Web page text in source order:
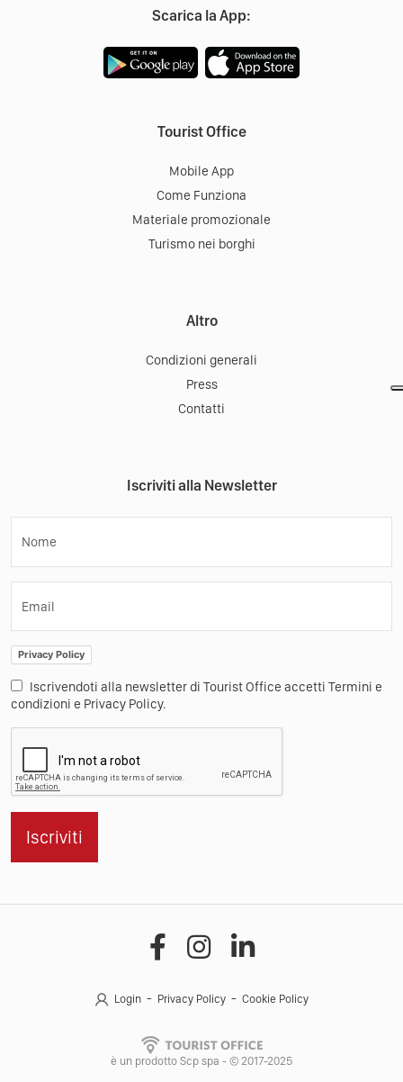
Scarica la App:
Tourist Office
Mobile App
Come Funziona
Materiale promozionale
Turismo nei borghi
Altro
Condizioni generali
Press
Contatti
Iscriviti alla Newsletter
Nome
Email
Privacy Policy
Iscrivendoti alla newsletter di Tourist Office accetti Termini e
condizioni e Privacy Policy.
Iscriviti
Login Privacy Policy Cookie Policy
è un prodotto Scp spa - © 2017-2025